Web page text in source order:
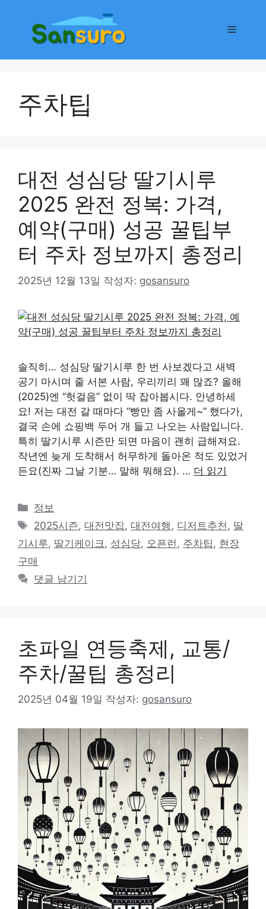
메
주차팁
대전 성심당 딸기시루
2025 완전 정복: 가격,
예약(구매) 성공 꿀팁부
터 주차 정보까지 총정리
2025년 12월 13일 작성자: gosansuro
솔직히… 성심당 딸기시루 한 번 사보겠다고 새벽
공기 마시며 줄 서본 사람, 우리끼리 꽤 많죠? 올해
(2025)엔 “헛걸음” 없이 딱 잡아봅시다. 안녕하세
요! 저는 대전 갈 때마다 “빵만 좀 사올게~” 했다가,
결국 손에 쇼핑백 두어 개 들고 나오는 사람입니다.
특히 딸기시루 시즌만 되면 마음이 괜히 급해져요.
작년엔 늦게 도착해서 허무하게 돌아온 적도 있었거
든요(진짜 그날 기분… 말해 뭐해요). … 더 읽기
카
테
리
정보
태
그
2025시즌, 대전맛집 , 대전여행 , 디저트추천 , 딸
기시루, 딸기케이크 , 성심당, 오픈런 , 주차팁 , 현장
구매
댓글 남기기
초파일 연등축제, 교통/
주차/꿀팁 총정리
2025년 04월 19일 작성자: gosansuro